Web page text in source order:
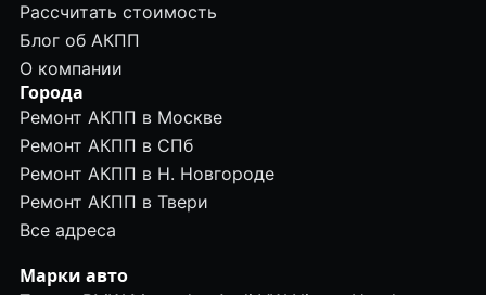
Рассчитать стоимость
Блог об АКПП
О компании
Города
Ремонт АКПП в Москве
Ремонт АКПП в СПб
Ремонт АКПП в Н. Новгороде
Ремонт АКПП в Твери
Все адреса
Марки авто